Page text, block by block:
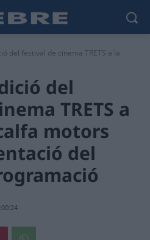
del festival de cinema TRETS a la
del
TRETS a
motors
del